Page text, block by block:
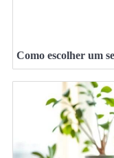
Como escolher um